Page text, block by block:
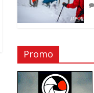
Promo